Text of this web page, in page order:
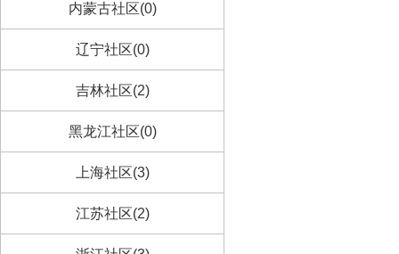
内蒙古社区(0)
辽宁社区(0)
吉林社区(2)
黑龙江社区(0)
上海社区(3)
江苏社区(2)